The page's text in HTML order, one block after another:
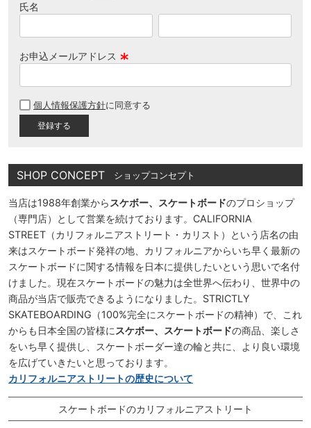
氏名
お申込メールアドレス
須
個人情報保護方針に同意する
SHOP CONCEPT ショップコンセプト
当店は1988年創業から スケボー、スケートボードのプロショップ
（専門店）として営業を続けております。CALIFORNIA
STREET（カリフォルニアストリート・カリスト）という店名の由
来はスケートボード発祥の地、カリフォルニアからいち早く最新の
スケートボードに関する情報を日本に提供したいという思いで名付
けました。現在スケートボードの魅力は全世界へ伝わり、世界中の
商品が当店で販売できるようになりました。STRICTLY
SKATEBOARDING（100%完全にスケートボードの精神）で、これ
からも日本全国の皆様に スケボー、スケートボードの商品、楽しさ
をいち早く提供し、スケートボーダー達の輪と共に、より良い環境
を広げていきたいと思っております。
カリフォルニアストリートの歴史について
スケートボードのカリフォルニアストリート